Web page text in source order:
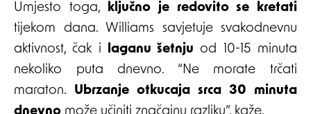
Umjesto toga,
ključno je redovito se kretati
tijekom dana. Williams savjetuje svakodnevnu
aktivnost, čak i
laganu šetnju od 10-15 minuta
nekoliko puta dnevno. “Ne morate trčati
maraton. Ubrzanje otkucaja srca 30 minuta
dnevno može učiniti značajnu razliku”, kaže.